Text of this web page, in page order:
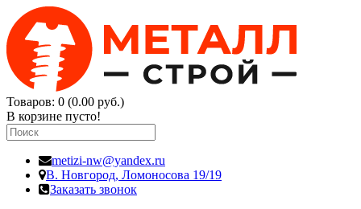
Товаров: 0 (0.00 руб.)
В корзине пусто!
metizi-nw@yandex.ru
В. Новгород, Ломоносова 19/19
Заказать звонок